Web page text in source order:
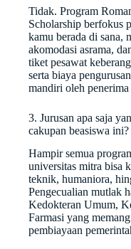
Tidak. Program
Scholarship berfokus
kamu berada di sana,
akomodasi asrama,
tiket pesawat
serta biaya
mandiri oleh penerima
3. Jurusan apa saja
cakupan beasiswa ini?
Hampir semua
universitas mitra bisa
teknik, humaniora,
Pengecualian mutlak
Kedokteran Umum,
Farmasi yang
pembiayaan